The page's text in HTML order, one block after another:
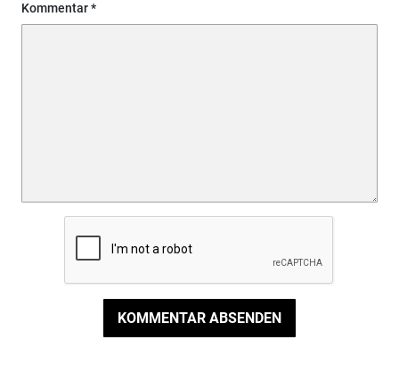
Kommentar
KOMMENTAR ABSENDEN